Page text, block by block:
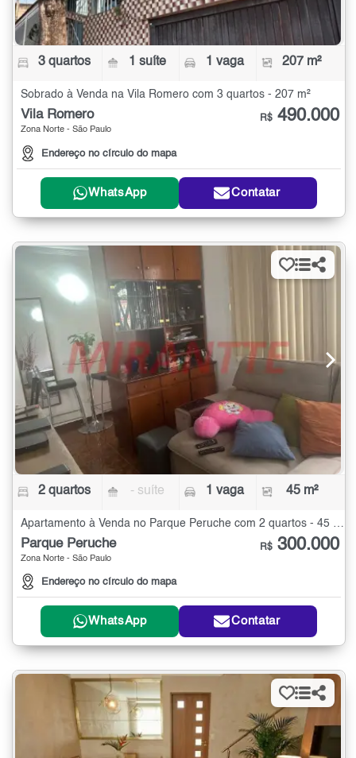
3 quartos 1 suíte 1 vaga 207 m²
Sobrado à Venda na Vila Romero com 3 quartos - 207 m²
Vila Romero
Zona Norte - São Paulo
Endereço no círculo do mapa
R$ 490.000
WhatsApp Contatar
2 quartos - suíte 1 vaga 45 m²
Parque Peruche
Zona Norte - São Paulo
Endereço no círculo do mapa
R$ 300.000
WhatsApp Contatar